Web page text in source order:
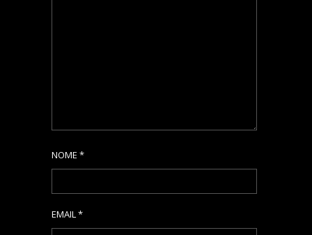
NOME *
EMAIL*